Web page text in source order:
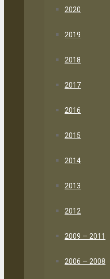
2020
2019
2018
2017
2016
2015
2014
2013
2012
2009 — 2011
2006 — 2008